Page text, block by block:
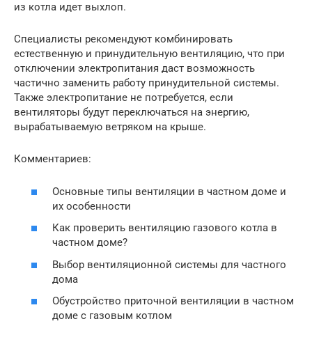
из котла идет выхлоп.
Специалисты рекомендуют комбинировать
естественную и принудительную вентиляцию, что при
отключении электропитания даст возможность
частично заменить работу принудительной системы.
Также электропитание не потребуется, если
вентиляторы будут переключаться на энергию,
вырабатываемую ветряком на крыше.
Комментариев:
Основные типы вентиляции в частном доме и
их особенности
Как проверить вентиляцию газового котла в
частном доме?
Выбор вентиляционной системы для частного
дома
Обустройство приточной вентиляции в частном
доме с газовым котлом